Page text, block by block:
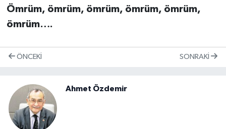
Ömrüm, ömrüm, ömrüm, ömrüm, ömrüm,
ömrüm….
ÖNCEKI SONRAKI
Ahmet Özdemir